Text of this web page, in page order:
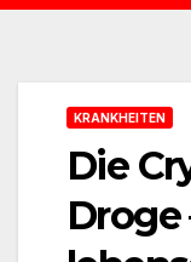
KRANKHEITEN
Die
Droge